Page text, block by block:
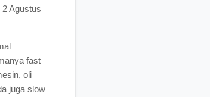
Agustus
fast
oli
juga slow